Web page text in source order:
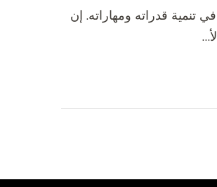
قدراته ومهاراته. إن